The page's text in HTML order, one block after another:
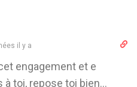
il y a
engagement et e
à toi, repose toi bien…